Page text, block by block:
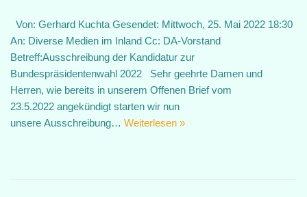
Von: Gerhard Kuchta Gesendet: Mittwoch, 25. Mai 2022 18:30
An: Diverse Medien im Inland Cc: DA-Vorstand
Betreff:Ausschreibung der Kandidatur zur
Bundespräsidentenwahl 2022 Sehr geehrte Damen und
Herren, wie bereits in unserem Offenen Brief vom
23.5.2022 angekündigt starten wir nun
unsere Ausschreibung… Weiterlesen »